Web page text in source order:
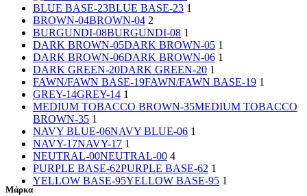
BLUE BASE-23BLUE BASE-23 1
BROWN-04BROWN-04 2
BURGUNDI-08BURGUNDI-08 1
DARK BROWN-05DARK BROWN-05 1
DARK BROWN-06DARK BROWN-06 1
DARK GREEN-20DARK GREEN-20 1
FAWN/FAWN BASE-19FAWN/FAWN BASE-19 1
GREY-14GREY-14 1
MEDIUM TOBACCO BROWN-35MEDIUM TOBACCO
BROWN-35 1
NAVY BLUE-06NAVY BLUE-06 1
NAVY-17NAVY-17 1
NEUTRAL-00NEUTRAL-00 4
PURPLE BASE-62PURPLE BASE-62 1
YELLOW BASE-95YELLOW BASE-95 1
Μάρκα